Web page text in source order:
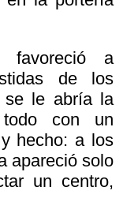
favoreció a
de los
se le abría la
todo con un
hecho: a los
apareció solo
un centro,